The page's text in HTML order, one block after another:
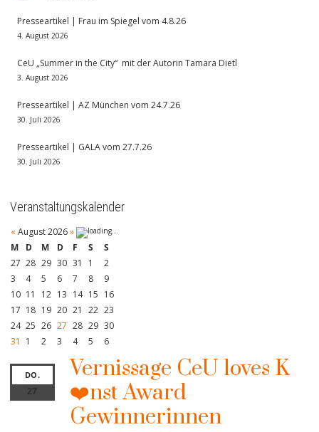
Presseartikel | Frau im Spiegel vom 4.8.26
4. August 2026
CeU „Summer in the City“ mit der Autorin Tamara Dietl
3. August 2026
Presseartikel | AZ München vom 24.7.26
30. Juli 2026
Presseartikel | GALA vom 27.7.26
30. Juli 2026
Veranstaltungskalender
« August 2026»
M
D M D F S
S
27 28 29 30 31 1
2
3
4 5 6 7 8
9
10 11 12 13 14 15 16
17 18 19 20 21 22 23
24 25 26 27 28 29 30
31
1 2 3 4 5 6
DO.
27
Vernissage CeU loves K
❤️nst Award
Gewinnerinnen